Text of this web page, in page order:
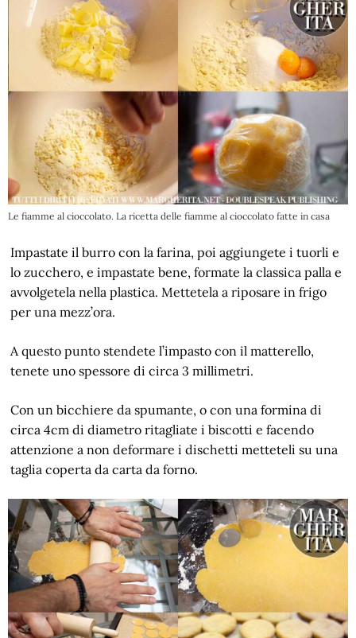
Le fiamme al cioccolato. La ricetta delle fiamme al cioccolato fatte in casa
Impastate il burro con la farina, poi aggiungete i tuorli e
lo zucchero, e impastate bene, formate la classica palla e
avvolgetela nella plastica. Mettetela a riposare in frigo
per una mezz’ora.
A questo punto stendete l’impasto con il matterello,
tenete uno spessore di circa 3 millimetri.
Con un bicchiere da spumante, o con una formina di
circa 4cm di diametro ritagliate i biscotti e facendo
attenzione a non deformare i dischetti metteteli su una
taglia coperta da carta da forno.